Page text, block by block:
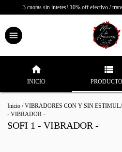
3 cuotas sin interes! 10% off efectivo /
INICIO
Inicio / VIBRADORES CON Y SIN
- VIBRADOR -
SOFI 1 - VIBRADOR -